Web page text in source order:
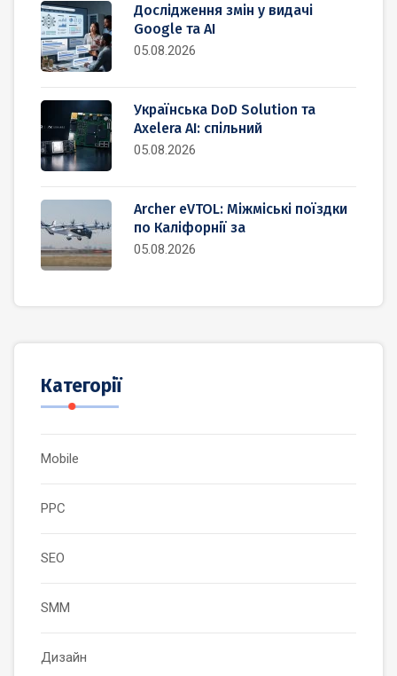
Дослідження змін у видачі
Google та AI
05.08.2026
Українська DoD Solution та
Axelera AI: спільний
05.08.2026
Archer eVTOL: Міжміські поїздки
по Каліфорнії за
05.08.2026
Категорії
Mobile
PPC
SEO
SMM
Дизайн